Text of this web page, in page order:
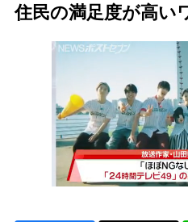
住民の満足度が高い